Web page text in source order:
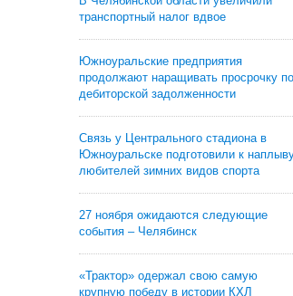
транспортный налог вдвое
Южноуральские предприятия
продолжают наращивать просрочку по
дебиторской задолженности
Связь у Центрального стадиона в
Южноуральске подготовили к
любителей зимних видов спорта
27 ноября ожидаются следующие
события – Челябинск
«Трактор» одержал свою самую
крупную победу в истории КХЛ